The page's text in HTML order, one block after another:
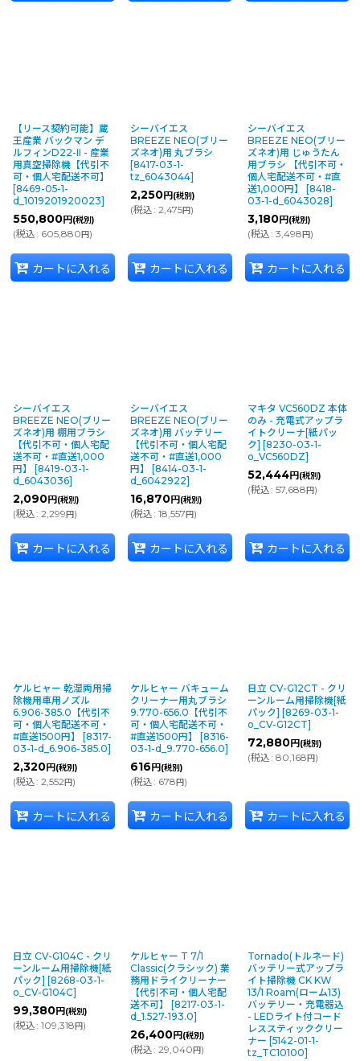
【リース契約可能】蔵
王産業 バックマン デ
ルフィンD22-II - 産業
用真空掃除機【代引不
可・個人宅配送不可】
[8469-05-1-
d_1019201920023]
550,800円 (税別)
(税込: 605,880円)
カートに入れる
シーバイエス
BREEZE NEO(ブリー
ズネオ)用 丸ブラシ
[8417-03-1-
tz_6043044]
2,250円 (税別)
(税込: 2,475円)
カートに入れる
シーバイエス
BREEZE NEO(ブリー
ズネオ)用 じゅうたん
用ブラシ 【代引不可・
個人宅配送不可・#直
送1,000円】
[8418-
03-1-d_6043028]
3,180円 (税別)
(税込: 3,498円)
カートに入れる
シーバイエス
BREEZE NEO(ブリー
ズネオ)用 棚用ブラシ
【代引不可・個人宅配
送不可・#直送1,000
円】
[8419-03-1-
d_6043036]
2,090円 (税別)
(税込: 2,299円)
カートに入れる
シーバイエス
BREEZE NEO(ブリー
ズネオ)用 バッテリー
【代引不可・個人宅配
送不可・#直送1,000
円】
[8414-03-1-
d_6042922]
16,870円 (税別)
(税込: 18,557円)
カートに入れる
マキタ VC560DZ 本体
のみ - 充電式アップラ
イトクリーナ[紙パッ
ク] [8230-03-1-
o_VC560DZ]
52,444円 (税別)
(税込: 57,688円)
カートに入れる
ケルヒャー 乾湿両用掃
除機用車用ノズル
6.906-385.0【代引不
可・個人宅配送不可・
#直送1500円】
[8317-
03-1-d_6.906-385.0]
2,320円 (税別)
(税込: 2,552円)
カートに入れる
ケルヒャー バキューム
クリーナー用丸ブラシ
9.770-656.0【代引不
可・個人宅配送不可・
#直送1500円】
[8316-
03-1-d_9.770-656.0]
616 円 (税別)
(税込: 678円)
カートに入れる
日立 CV-G12CT - クリ
ーンルーム用掃除機[紙
パック] [8269-03-1-
o_CV-G12CT]
72,880円 (税別)
(税込: 80,168円)
カートに入れる
日立 CV-G104C - クリ
ーンルーム用掃除機[紙
パック] [8268-03-1-
o_CV-G104C]
99,380円 (税別)
(税込: 109,318円)
ケルヒャー T 7/1
Classic(クラシック) 業
務用ドライクリーナー
【代引不可・個人宅配
送不可】
[8217-03-1-
d_1.527-193.0]
26,400円 (税別)
(税込: 29,040円)
Tornado(トルネード)
バッテリー式アップラ
イト掃除機 CK KW
13/1 Roam(ローム13)
バッテリー・充電器込
- LEDライト付コード
レススティッククリー
ナー [5142-01-1-
tz_TC10100]